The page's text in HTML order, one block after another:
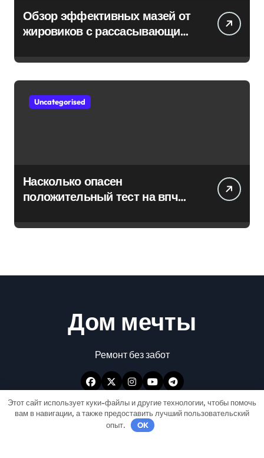
Обзор эффективных мазей от
жировиков с рассасывающим
Uncategorised
Насколько опасен
положительный тест на впч
Дом мечты
Ремонт без забот
Этот сайт использует куки-файлы и другие технологии, чтобы помочь
вам в навигации, а также предоставить лучший пользовательский
опыт.
OK